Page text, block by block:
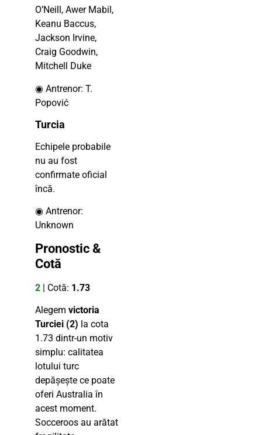
O’Neill, Awer Mabil,
Keanu Baccus,
Jackson Irvine,
Craig Goodwin,
Mitchell Duke
◉ Antrenor: T.
Popović
Turcia
Echipele probabile
nu au fost
confirmate oficial
încă.
◉ Antrenor:
Unknown
Pronostic &
Cotă
2 | Cotă: 1.73
Alegem victoria
Turciei (2) la cota
1.73 dintr-un motiv
simplu: calitatea
lotului turc
depășește ce poate
oferi Australia în
acest moment.
Socceroos au arătat